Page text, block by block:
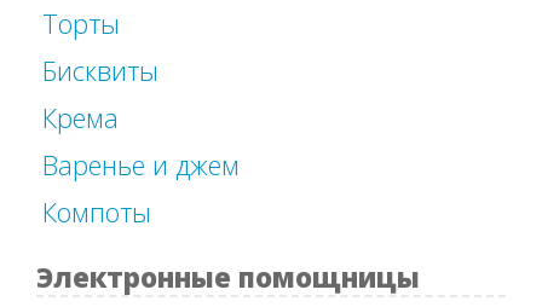
Торты
Бисквиты
Крема
Варенье и джем
Компоты
Электронные помощницы